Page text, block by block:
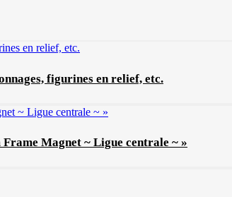
figurines en relief, etc.
Magnet ~ Ligue centrale ~ »